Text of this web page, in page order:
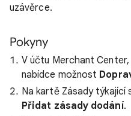
uzávěrce.
Pokyny
V účtu Merchant
nabídce možnost
Na kartě Zásady
Přidat zásady dodání.